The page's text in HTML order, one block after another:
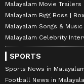
Malayalam Movie Trailers
Malayalam Bigg Boss
Malayalam Songs & Music
Malayalam Celebrity
SPORTS
Sports News in
Football News in